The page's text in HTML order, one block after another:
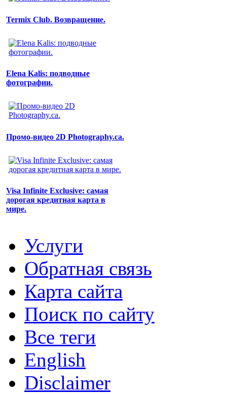
Termix Club. Возвращение.
Elena Kalis: подводные
фотографии.
Промо-видео 2D Photography.ca.
Visa Infinite Exclusive: самая
дорогая кредитная карта в
мире.
Услуги
Обратная связь
Карта сайта
Поиск по сайту
Все теги
English
Disclaimer